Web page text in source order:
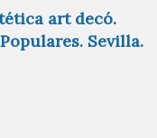
art decó.
Sevilla.